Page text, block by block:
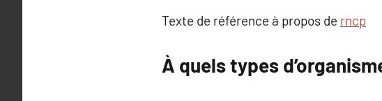
Texte de référence à propos de rncp
À quels types